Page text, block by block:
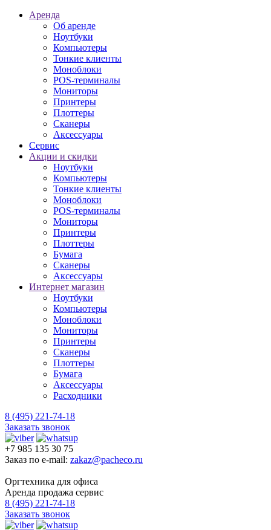
Аренда
Об аренде
Ноутбуки
Компьютеры
Тонкие клиенты
Моноблоки
POS-терминалы
Мониторы
Принтеры
Плоттеры
Сканеры
Аксессуары
Сервис
Акции и скидки
Ноутбуки
Компьютеры
Тонкие клиенты
Моноблоки
POS-терминалы
Мониторы
Принтеры
Плоттеры
Бумага
Сканеры
Аксессуары
Интернет магазин
Ноутбуки
Компьютеры
Моноблоки
Мониторы
Принтеры
Сканеры
Плоттеры
Бумага
Аксессуары
Расходники
8 (495) 221-74-18
Заказать звонок
+7 985 135 30 75
Заказ по e-mail: zakaz@pacheco.ru
Оргтехника для офиса
Аренда продажа сервис
8 (495) 221-74-18
Заказать звонок